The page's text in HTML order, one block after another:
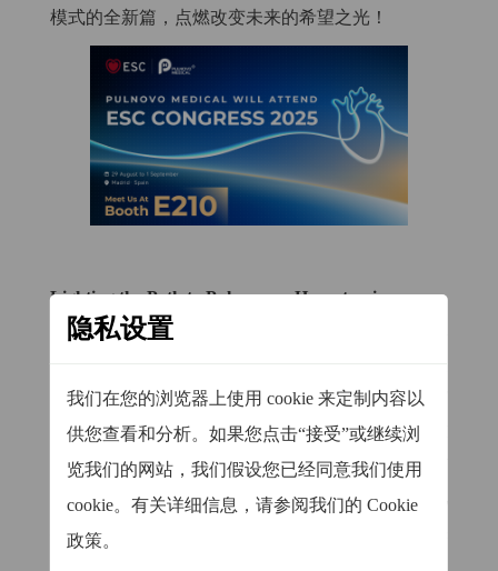
模式的全新篇，点燃改变未来的希望之光！
Lighting the Path to Pulmonary Hypertension
本次ESC展会期间，帕母医疗将以多维沉浸式体
变。展区特设互动体验专区，融合专业知识展区与
手术模型实操演示，助力与会者直观感知PADN技
术的临床优势与治疗价值。来自意大利、格鲁吉
亚、葡萄牙、美国及中国等多国权威专家将亲临现
场，结合真实临床案例，分享学术见解与临床实
隐私设置
我们在您的浏览器上使用 cookie 来定制内容以
供您查看和分析。如果您点击“接受”或继续浏
览我们的网站，我们假设您已经同意我们使用
cookie。有关详细信息，请参阅我们的 Cookie
政策。